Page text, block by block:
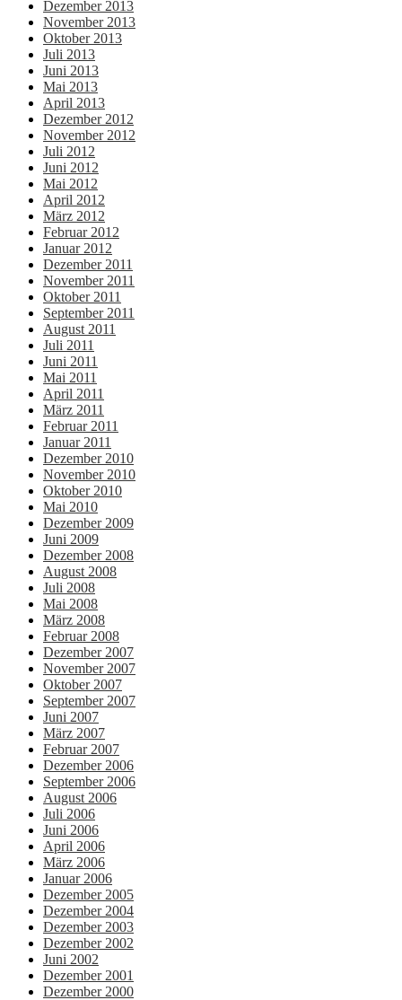
Dezember 2013
November 2013
Oktober 2013
Juli 2013
Juni 2013
Mai 2013
April 2013
Dezember 2012
November 2012
Juli 2012
Juni 2012
Mai 2012
April 2012
März 2012
Februar 2012
Januar 2012
Dezember 2011
November 2011
Oktober 2011
September 2011
August 2011
Juli 2011
Juni 2011
Mai 2011
April 2011
März 2011
Februar 2011
Januar 2011
Dezember 2010
November 2010
Oktober 2010
Mai 2010
Dezember 2009
Juni 2009
Dezember 2008
August 2008
Juli 2008
Mai 2008
März 2008
Februar 2008
Dezember 2007
November 2007
Oktober 2007
September 2007
Juni 2007
März 2007
Februar 2007
Dezember 2006
September 2006
August 2006
Juli 2006
Juni 2006
April 2006
März 2006
Januar 2006
Dezember 2005
Dezember 2004
Dezember 2003
Dezember 2002
Juni 2002
Dezember 2001
Dezember 2000